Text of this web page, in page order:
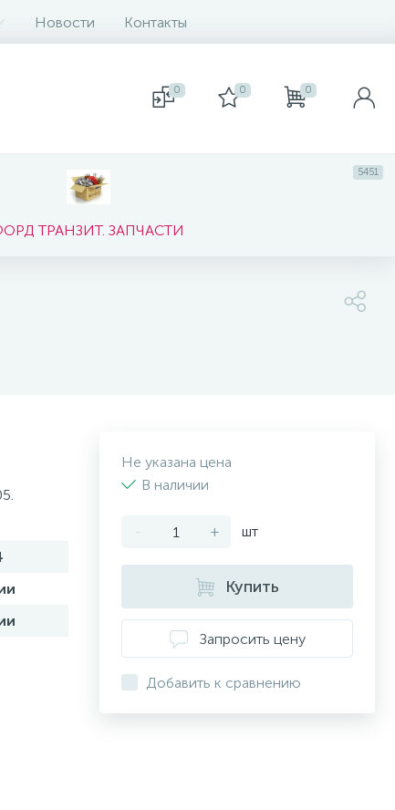
Новости Контакты
0 0 0
ТРАНЗИТ. ЗАПЧАСТИ
5451
Не указана цена
В наличии
- + шт
Купить
Запросить цену
Добавить к сравнению